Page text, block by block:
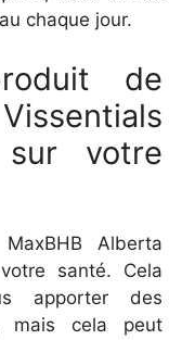
chaque jour.
de
sur votre
Alberta
santé. Cela
apporter des
mais cela peut